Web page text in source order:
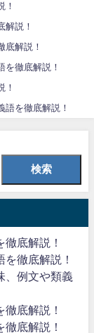
！
解説！
底解説！
を徹底解説！
！
語を徹底解説！
検索
徹底解説！
を徹底解説！
、例文や類義
徹底解説！
徹底解説！